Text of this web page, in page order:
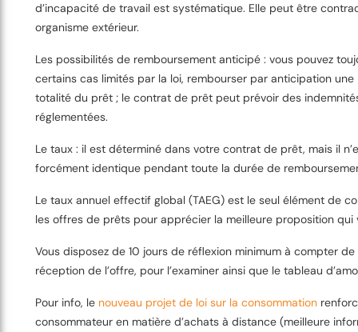
d’incapacité de travail est systématique. Elle peut être
organisme extérieur.
Les possibilités de remboursement anticipé : vous pouvez
certains cas limités par la loi, rembourser par anticipation une
totalité du prêt ; le contrat de prêt peut prévoir des
réglementées.
Le taux : il est déterminé dans votre contrat de prêt, mais il
forcément identique pendant toute la durée de
Le taux annuel effectif global (TAEG) est le seul élément de
les offres de prêts pour apprécier la meilleure proposition qui
Vous disposez de 10 jours de réflexion minimum à compter
réception de l’offre, pour l’examiner ainsi que le tableau
Pour info, le nouveau projet de loi sur la consommation
consommateur en matière d’achats à distance (meilleure